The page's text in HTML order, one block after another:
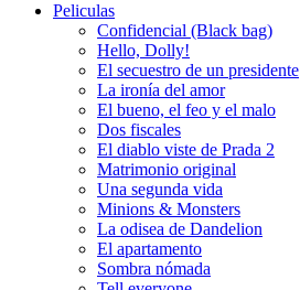
Peliculas
Confidencial (Black bag)
Hello, Dolly!
El secuestro de un presidente
La ironía del amor
El bueno, el feo y el malo
Dos fiscales
El diablo viste de Prada 2
Matrimonio original
Una segunda vida
Minions & Monsters
La odisea de Dandelion
El apartamento
Sombra nómada